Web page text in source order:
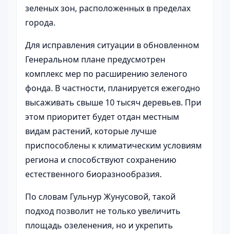
зеленых зон, расположенных в пределах
города.
Для исправления ситуации в обновленном
Генеральном плане предусмотрен
комплекс мер по расширению зеленого
фонда. В частности, планируется ежегодно
высаживать свыше 10 тысяч деревьев. При
этом приоритет будет отдан местным
видам растений, которые лучше
приспособлены к климатическим условиям
региона и способствуют сохранению
естественного биоразнообразия.
По словам Гульнур Жунусовой, такой
подход позволит не только увеличить
площадь озеленения, но и укрепить